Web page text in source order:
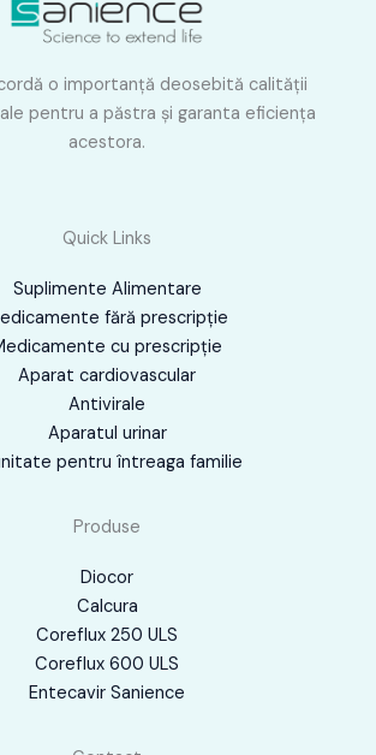
o importanţă deosebită calităţii
pentru a păstra şi garanta eficienţa
acestora.
Quick Links
Suplimente Alimentare
fără prescripţie
cu prescripţie
Aparat cardiovascular
Antivirale
Aparatul urinar
pentru întreaga familie
Produse
Diocor
Calcura
Coreflux 250 ULS
Coreflux 600 ULS
Entecavir Sanience